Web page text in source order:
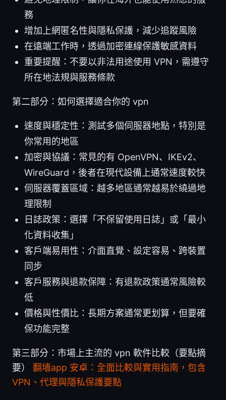
務
增加上網匿名性與隱私保護，減少追蹤風險
在遠端工作時，透過加密連線保護敏感資料
重要提醒：不要以非法用途使用 VPN，需遵守
所在地法規與服務條款
第二部分：如何選擇適合你的 vpn
速度與穩定性：測試多個伺服器地點，特別是
你常用的地區
加密與協議：常見的有 OpenVPN、IKEv2、
WireGuard，後者在現代設備上通常速度較快
伺服器覆蓋區域：越多地區通常越易於繞過地
理限制
日誌政策：選擇「不保留使用日誌」或「最小
化資料收集」
客戶端易用性：介面直覺、設定容易、跨裝置
同步
客戶服務與退款保障：有退款政策通常風險較
低
價格與性價比：長期方案通常更划算，但要確
保功能完整
第三部分：市場上主流的 vpn 軟件比較（要點摘
要） 翻墙app 安卓：全面比較與實用指南，包含
VPN、代理與隱私保護要點